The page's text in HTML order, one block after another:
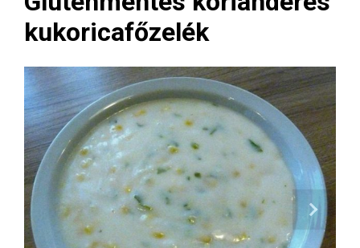
kukoricafőzelék
Next